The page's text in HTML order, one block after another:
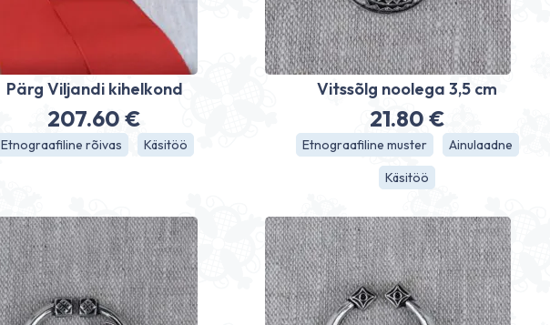
Pärg Viljandi kihelkond
207.60€
Etnograafiline rõivas Käsitöö
Vitssõlg noolega 3,5 cm
21.80 €
Etnograafiline muster
Ainulaadne
Käsitöö